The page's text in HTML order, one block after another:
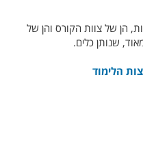
הן של צוות הקורס והן של
שנותן כלים.
הלימוד